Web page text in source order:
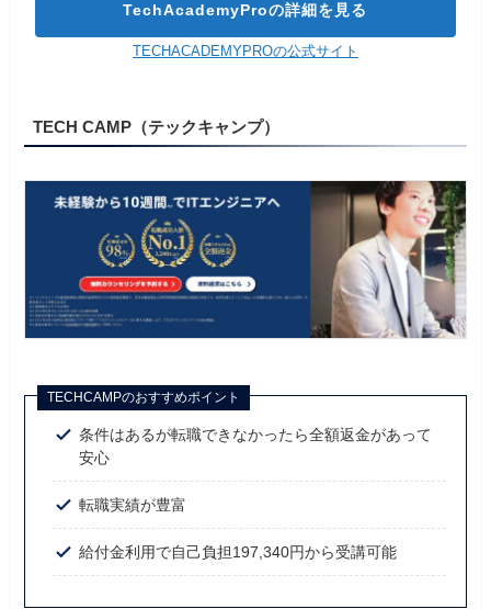
TechAcademyProの詳細を見る
TECHACADEMYPROの公式サイト
TECH CAMP（テックキャンプ）
TECHCAMPのおすすめポイント
条件はあるが転職できなかったら全額返金があって
安心
転職実績が豊富
給付金利用で自己負担197,340円から受講可能